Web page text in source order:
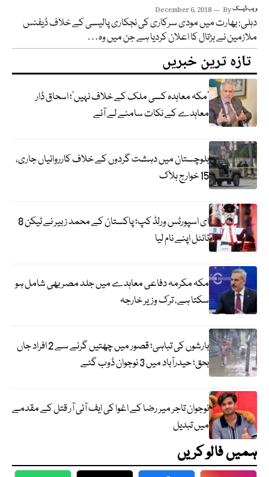
December 6, 2018 Byویب ڈیسک
دہلی: بھارت میں مودی سرکاری کی نجکاری پالیسی کے خلاف ڈیفنس
ملازمین نے ہڑتال کا اعلان کردیا ہے جن میں وہ…
تازہ ترین خبریں
‘مکہ معاہدہ کسی ملک کے خلاف نہیں’؛ اسحاق ڈار
معاہدے کے نکات سامنے لے آئے
بلوچستان میں دہشت گردوں کے خلاف کارروائیاں جاری،
15 خوارج ہلاک
ای اسپورٹس ورلڈ کپ؛ پاکستان کے محمد زبیر نے ٹیکن 8
ٹائٹل اپنے نام لیا
مکہ مکرمہ دفاعی معاہدے میں جلد مصر بھی شامل ہو
سکتا ہے، ترک وزیر خارجہ
بارشوں کی تباہی؛ قصور میں چھتیں گرنے سے 2 افراد جاں
بحق؛ حیدرآباد میں 3 نوجوان ڈوب گئے
نوجوان تاجر میر رضا کے اغوا کی ایف آئی آر قتل کے مقدمے
میں تبدیل
ہمیں فالو کریں